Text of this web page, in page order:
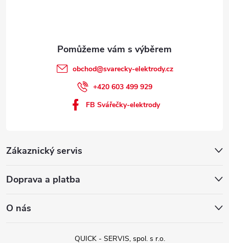
Zákaznický servis
Doprava a platba
O nás
obchod@svarecky-elektrody.cz
+420 603 499 929
FB Svářečky-elektrody
QUICK - SERVIS, spol. s r.o.